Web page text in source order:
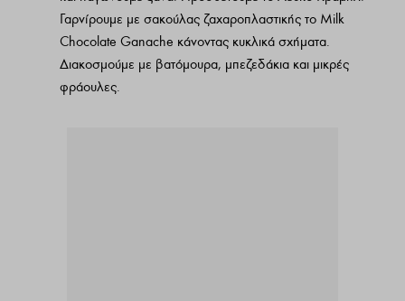
Γαρνίρουμε με σακούλας ζαχαροπλαστικής το Milk
Chocolate Ganache κάνοντας κυκλικά σχήματα.
Διακοσμούμε με βατόμουρα, μπεζεδάκια και μικρές
φράουλες.